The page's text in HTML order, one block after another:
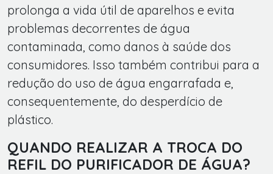
prolonga a vida útil de aparelhos e evita
problemas decorrentes de água
contaminada, como danos à saúde dos
consumidores. Isso também contribui para a
redução do uso de água engarrafada e,
consequentemente, do desperdício de
plástico.
QUANDO REALIZAR A TROCA DO
REFIL DO PURIFICADOR DE ÁGUA?